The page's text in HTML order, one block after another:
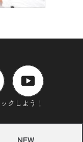
クしよう！
NEW